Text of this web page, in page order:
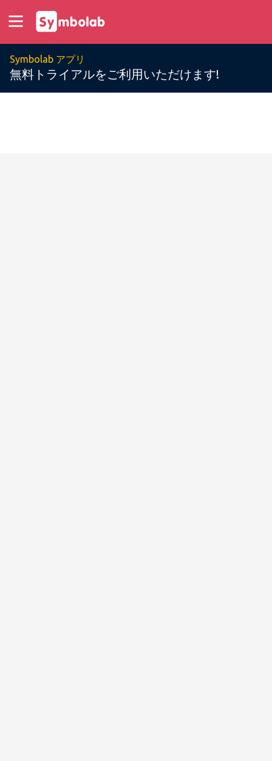
Symbolab アプリ
無料トライアルをご利用いただけます!